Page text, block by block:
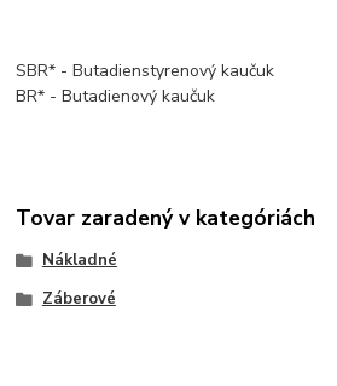
SBR* - Butadienstyrenový kaučuk
BR* - Butadienový kaučuk
Tovar zaradený v kategóriách
Nákladné
Záberové